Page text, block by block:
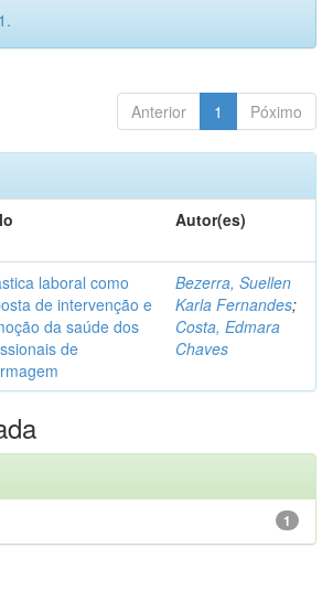
Anterior 1 Póximo
Autor(es)
laboral como
de intervenção e
da saúde dos
de
Bezerra, Suellen
Karla Fernandes;
Costa, Edmara
Chaves
1